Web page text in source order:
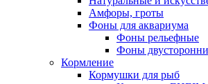
Амфоры, гроты
Фоны для аквариума
Фоны рельефные
Фоны
Кормление
Кормушки для рыб